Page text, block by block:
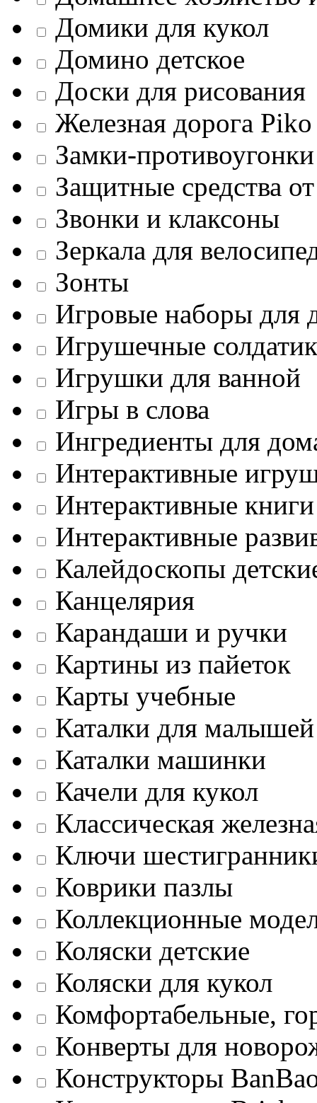
Домики для кукол
Домино детское
Доски для рисования
Железная дорога Piko
Замки-противоугонки
Защитные средства
Звонки и клаксоны
Зеркала для
Зонты
Игровые наборы для
Игрушечные
Игрушки для ванной
Игры в слова
Ингредиенты для
Интерактивные
Интерактивные
Интерактивные
Калейдоскопы
Канцелярия
Карандаши и ручки
Картины из пайеток
Карты учебные
Каталки для
Каталки машинки
Качели для кукол
Классическая
Ключи
Коврики пазлы
Коллекционные
Коляски детские
Коляски для кукол
Комфортабельные,
Конверты для
Конструкторы